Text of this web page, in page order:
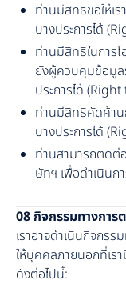
ท่านมีสิทธิขอให้เ
บางประการได้
ท่านมีสิทธิในการ
ยังผู้ควบคุมข้อมูล
ประการได้
ท่านมีสิทธิคัดค้าน
บางประการได้
ท่านสามารถติดต่
ษัทฯ เพื่อดำเนินก
08 กิจกรรมทางการ
เราอาจดำเนินกิจกร
ให้บุคคลภายนอกที่เร
ดังต่อไปนี้: